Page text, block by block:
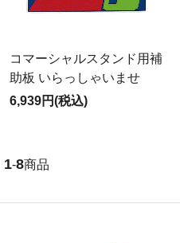
コマーシャルスタンド用補
助板 いらっしゃいませ
6,939円(税込)
1-8商品